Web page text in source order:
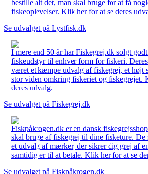
bestille alt det, man skal bruge for at få
fiskeoplevelser. Klik her for at se deres
Se udvalget på Lystfisk.dk
I mere end 50 år har Fiskegrej.dk solgt
fiskeudstyr til enhver form for fiskeri.
været et kæmpe udvalg af fiskegrej, et højt
stor viden omkring fiskeriet og fiskegrejet.
deres udvalg.
Se udvalget på Fiskegrej.dk
Fiskpåkrogen.dk er en dansk
skal bruge af fiskegrej til dine fisketure.
et udvalg af mærker, der sikrer dig grej af
samtidig er til at betale. Klik her for at se
Se udvalget på Fiskpåkrogen.dk